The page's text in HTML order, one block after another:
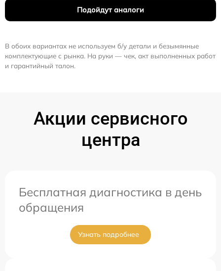
Подойдут аналоги
В обоих вариантах не используем б/у детали и безымянные
комплектующие с рынка. На руки — чек, акт выполненных работ
и гарантийный талон.
Акции сервисного
центра
Бесплатная диагностика в день
обращения
Узнать подробнее